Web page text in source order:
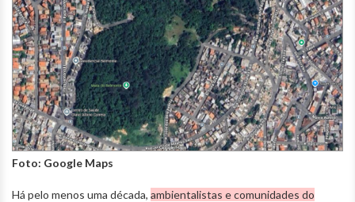
Foto: Google Maps
Há pelo menos uma década, ambientalistas e comunidades do